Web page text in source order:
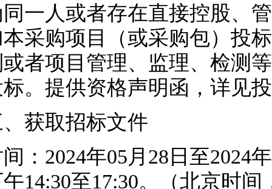
一人或者存在直接控股、
采购项目（或采购包）投
者项目管理、监理、检测
。提供资格声明函，详见
获取招标文件
： 2024年05月28日至2024
14:30至17:30。（北京时